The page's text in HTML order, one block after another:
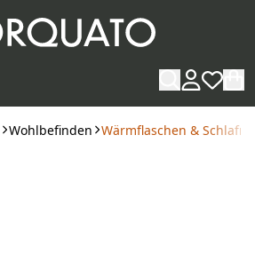
Wohlbefinden Wärmflaschen &